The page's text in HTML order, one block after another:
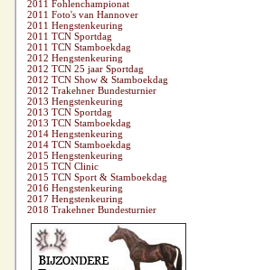
2011 Fohlenchampionat
2011 Foto's van Hannover
2011 Hengstenkeuring
2011 TCN Sportdag
2011 TCN Stamboekdag
2012 Hengstenkeuring
2012 TCN 25 jaar Sportdag
2012 TCN Show & Stamboekdag
2012 Trakehner Bundesturnier
2013 Hengstenkeuring
2013 TCN Sportdag
2013 TCN Stamboekdag
2014 Hengstenkeuring
2014 TCN Stamboekdag
2015 Hengstenkeuring
2015 TCN Clinic
2015 TCN Sport & Stamboekdag
2016 Hengstenkeuring
2017 Hengstenkeuring
2018 Trakehner Bundesturnier